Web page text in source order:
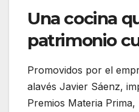
Una cocina
patrimonio
Promovidos por el
alavés Javier Sáenz,
Premios Materia